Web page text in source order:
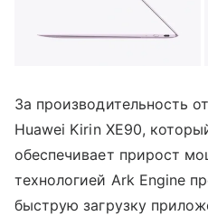
За производительность
Huawei Kirin XE90,
обеспечивает прирост
технологией Ark Engine
быструю загрузку